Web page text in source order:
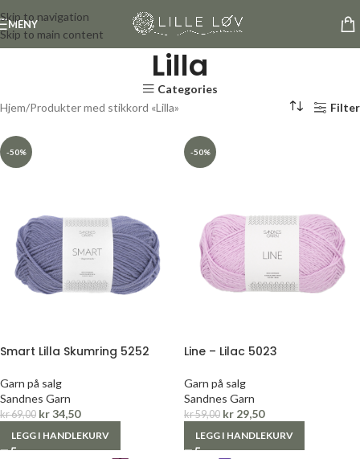
Skip to navigation
Skip to main content
MENY
Lilla
Categories
Hjem Produkter med stikkord «Lilla» Filter
-50%
Smart Lilla Skumring 5252
Garn på salg
Sandnes Garn
kr69,00 kr34,50
LEGG I HANDLEKURV
-50%
Line – Lilac 5023
Garn på salg
Sandnes Garn
kr59,00 kr 29,50
LEGG I HANDLEKURV